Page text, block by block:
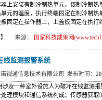
上安装有制冷制热单元，该制冷制
元的温度，执行终端固定在制冷制
固定在操作器上，上盖板固定在执行
来源： 国家科技成果网
线监测报警系统
视通信息技术有限公司 发布时间：
一种室外设施人为破坏在线监测报
理模块和通信系统构成；传感器获